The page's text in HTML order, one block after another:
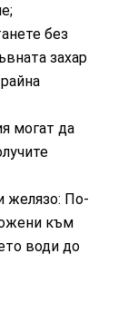
без
захар
могат да
желязо: По-
към
води до